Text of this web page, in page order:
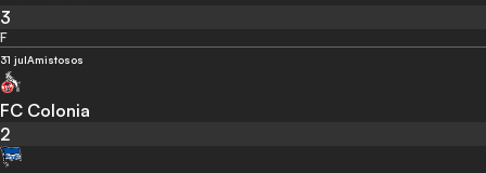
3
F
31 julAmistosos
FC Colonia
2